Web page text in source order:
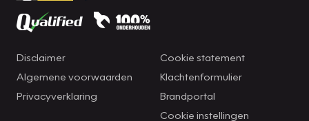
Disclaimer
Algemene voorwaarden
Privacyverklaring
Cookie statement
Klachtenformulier
Brandportal
Cookie instellingen